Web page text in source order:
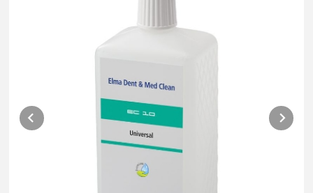
Prev